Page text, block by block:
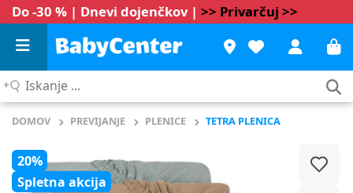
Do -30 % | Dnevi dojenčkov | >> Privarčuj >>
Iskanje
DOMOV PREVIJANJE PLENICE TETRA PLENICA
20%
Spletna akcija